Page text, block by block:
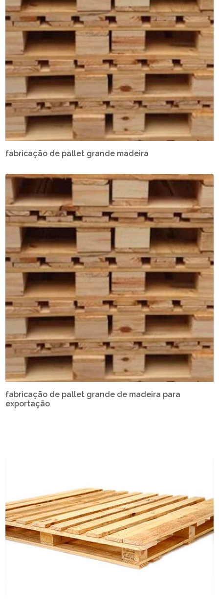
fabricação de pallet grande madeira
fabricação de pallet grande de madeira para
exportação